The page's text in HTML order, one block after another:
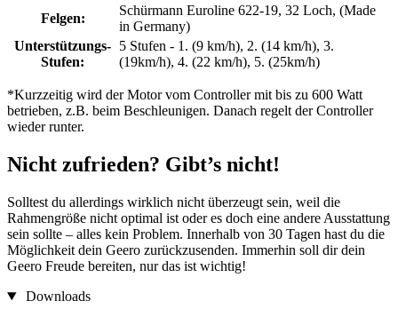
Felgen:
Schürmann Euroline 622-19, 32 Loch, (Made
in Germany)
Unterstützungs-
Stufen:
5 Stufen - 1. (9 km/h), 2. (14 km/h), 3.
(19km/h), 4. (22 km/h), 5. (25km/h)
*Kurzzeitig wird der Motor vom Controller mit bis zu 600 Watt
betrieben, z.B. beim Beschleunigen. Danach regelt der Controller
wieder runter.
Nicht zufrieden? Gibt’s nicht!
Solltest du allerdings wirklich nicht überzeugt sein, weil die
Rahmengröße nicht optimal ist oder es doch eine andere Ausstattung
sein sollte – alles kein Problem. Innerhalb von 30 Tagen hast du die
Möglichkeit dein Geero zurückzusenden. Immerhin soll dir dein
Geero Freude bereiten, nur das ist wichtig!
Downloads